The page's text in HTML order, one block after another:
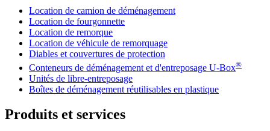
Location de camion de déménagement
Location de fourgonnette
Location de remorque
Location de véhicule de remorquage
Diables et couvertures de protection
Conteneurs de déménagement et d'entreposage U-Box®
Unités de libre-entreposage
Boîtes de déménagement réutilisables en plastique
Produits et services